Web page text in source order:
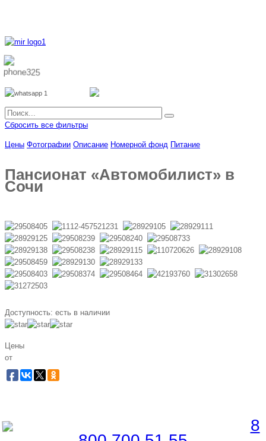
8 962 888 51 55
Сбросить все фильтры
Цены Фотографии Описание Номерной фонд Питание
Пансионат «Автомобилист» в
Сочи
Доступность: есть в наличии
Цены
от
8